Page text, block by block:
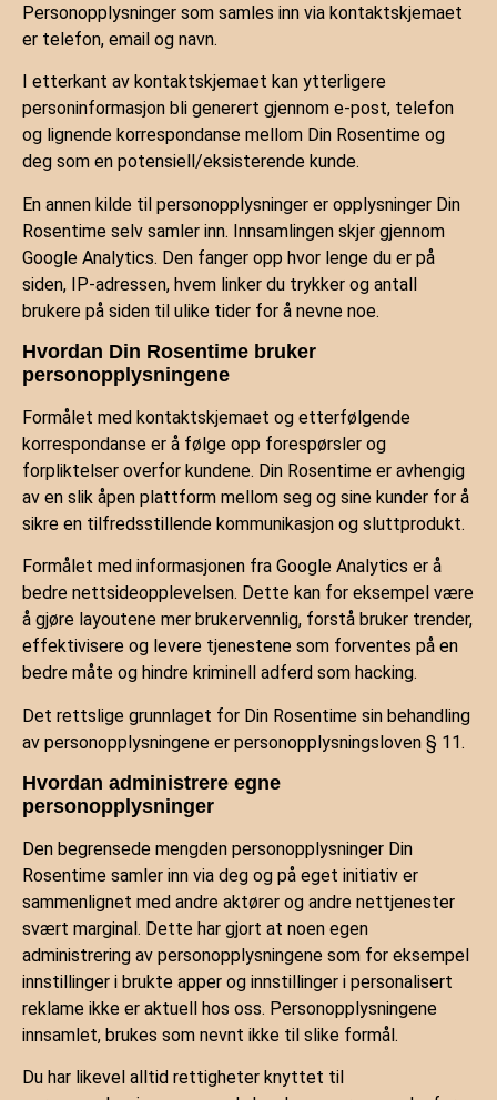
Personopplysninger som samles inn via kontaktskjemaet
er telefon, email og navn.
I etterkant av kontaktskjemaet kan ytterligere
personinformasjon bli generert gjennom e-post, telefon
og lignende korrespondanse mellom Din Rosentime og
deg som en potensiell/eksisterende kunde.
En annen kilde til personopplysninger er opplysninger Din
Rosentime selv samler inn. Innsamlingen skjer gjennom
Google Analytics. Den fanger opp hvor lenge du er på
siden, IP-adressen, hvem linker du trykker og antall
brukere på siden til ulike tider for å nevne noe.
Hvordan Din Rosentime bruker
personopplysningene
Formålet med kontaktskjemaet og etterfølgende
korrespondanse er å følge opp forespørsler og
forpliktelser overfor kundene. Din Rosentime er avhengig
av en slik åpen plattform mellom seg og sine kunder for å
sikre en tilfredsstillende kommunikasjon og sluttprodukt.
Formålet med informasjonen fra Google Analytics er å
bedre nettsideopplevelsen. Dette kan for eksempel være
å gjøre layoutene mer brukervennlig, forstå bruker trender,
effektivisere og levere tjenestene som forventes på en
bedre måte og hindre kriminell adferd som hacking.
Det rettslige grunnlaget for Din Rosentime sin behandling
av personopplysningene er personopplysningsloven § 11.
Hvordan administrere egne
personopplysninger
Den begrensede mengden personopplysninger Din
Rosentime samler inn via deg og på eget initiativ er
sammenlignet med andre aktører og andre nettjenester
svært marginal. Dette har gjort at noen egen
administrering av personopplysningene som for eksempel
innstillinger i brukte apper og innstillinger i personalisert
reklame ikke er aktuell hos oss. Personopplysningene
innsamlet, brukes som nevnt ikke til slike formål.
Du har likevel alltid rettigheter knyttet til